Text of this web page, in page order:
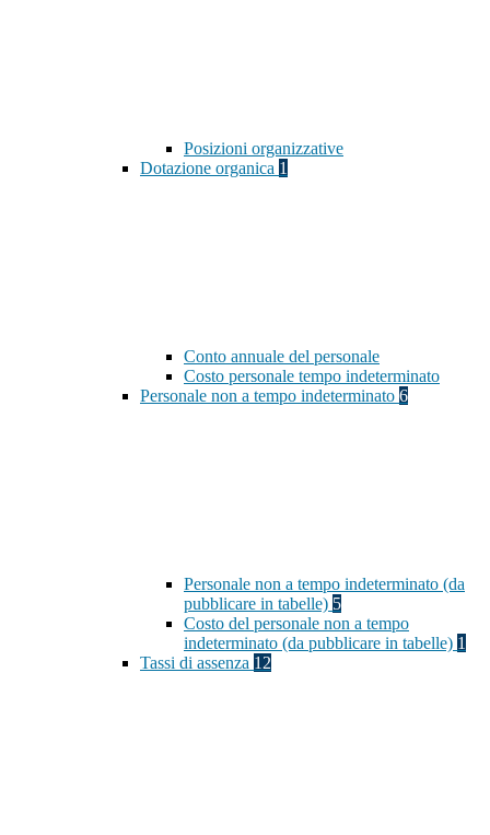
Posizioni organizzative
Dotazione organica 1
Conto annuale del personale
Costo personale tempo indeterminato
Personale non a tempo indeterminato 6
Personale non a tempo indeterminato (da
pubblicare in tabelle) 5
Costo del personale non a tempo
indeterminato (da pubblicare in tabelle) 1
Tassi di assenza 12